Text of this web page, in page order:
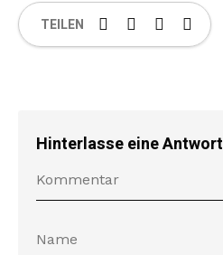
TEILEN
Hinterlasse eine Antwort